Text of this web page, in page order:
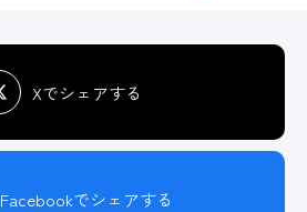
Xでシェアする
Facebookでシェアする